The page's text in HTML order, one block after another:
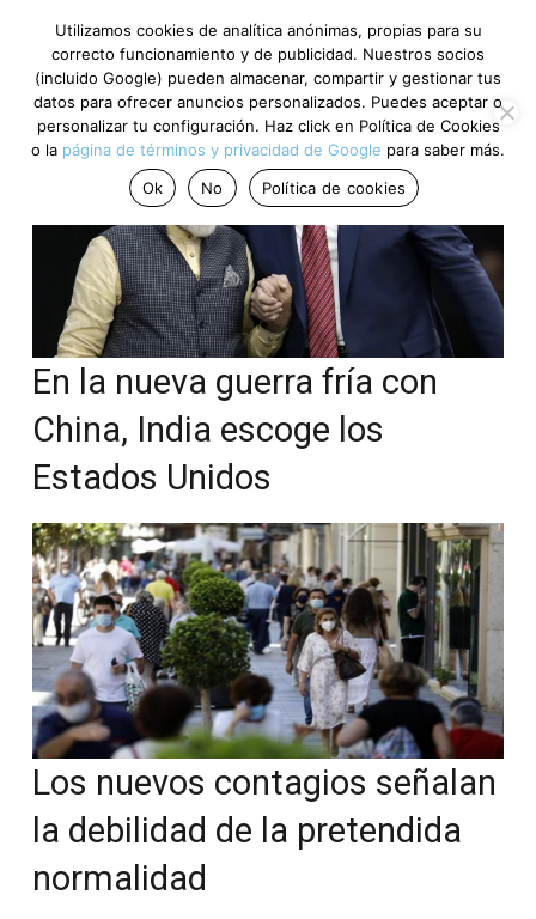
En la nueva guerra fría con
China, India escoge los
Estados Unidos
Los nuevos contagios señalan
la debilidad de la pretendida
normalidad
Utilizamos cookies de analítica anónimas, propias para su
correcto funcionamiento y de publicidad. Nuestros socios
(incluido Google) pueden almacenar, compartir y gestionar tus
datos para ofrecer anuncios personalizados. Puedes aceptar o
personalizar tu configuración. Haz click en Política de Cookies
o la página de términos y privacidad de Google para saber más.
Ok
No Política de cookies